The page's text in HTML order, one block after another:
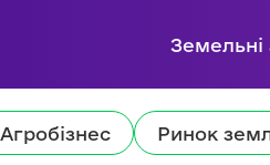
Земельні
Агробізнес Ринок